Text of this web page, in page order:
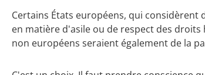
Certains États européens, qui
en matière d'asile ou de respect des
non européens seraient également de la